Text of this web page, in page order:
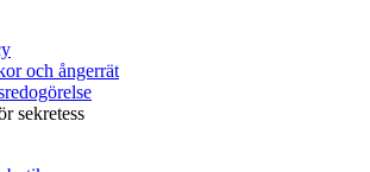
och ångerrät
sekretess